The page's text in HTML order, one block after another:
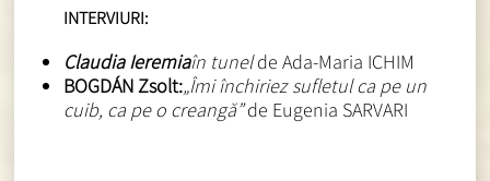
INTERVIURI:
Claudia Ieremiaîn tunelde Ada-Maria ICHIM
BOGDÁN Zsolt:„Îmi închiriez sufletul ca pe un
cuib, ca pe o creangă”de Eugenia SARVARI